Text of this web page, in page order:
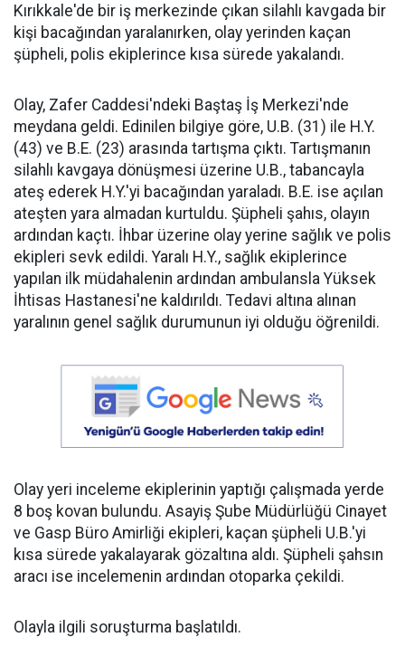
Kırıkkale'de bir iş merkezinde çıkan silahlı kavgada bir
kişi bacağından yaralanırken, olay yerinden kaçan
şüpheli, polis ekiplerince kısa sürede yakalandı.
Olay, Zafer Caddesi'ndeki Baştaş İş Merkezi'nde
meydana geldi. Edinilen bilgiye göre, U.B. (31) ile H.Y.
(43) ve B.E. (23) arasında tartışma çıktı. Tartışmanın
silahlı kavgaya dönüşmesi üzerine U.B., tabancayla
ateş ederek H.Y.'yi bacağından yaraladı. B.E. ise açılan
ateşten yara almadan kurtuldu. Şüpheli şahıs, olayın
ardından kaçtı. İhbar üzerine olay yerine sağlık ve polis
ekipleri sevk edildi. Yaralı H.Y., sağlık ekiplerince
yapılan ilk müdahalenin ardından ambulansla Yüksek
İhtisas Hastanesi'ne kaldırıldı. Tedavi altına alınan
yaralının genel sağlık durumunun iyi olduğu öğrenildi.
Olay yeri inceleme ekiplerinin yaptığı çalışmada yerde
8 boş kovan bulundu. Asayiş Şube Müdürlüğü Cinayet
ve Gasp Büro Amirliği ekipleri, kaçan şüpheli U.B.'yi
kısa sürede yakalayarak gözaltına aldı. Şüpheli şahsın
aracı ise incelemenin ardından otoparka çekildi.
Olayla ilgili soruşturma başlatıldı.